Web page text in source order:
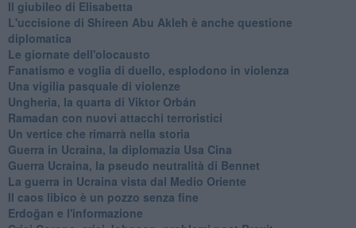
Il giubileo di Elisabetta
L'uccisione di Shireen Abu Akleh è anche questione
diplomatica
Le giornate dell'olocausto
Fanatismo e voglia di duello, esplodono in violenza
Una vigilia pasquale di violenze
Ungheria, la quarta di Viktor Orbán
Ramadan con nuovi attacchi terroristici
Un vertice che rimarrà nella storia
Guerra in Ucraina, la diplomazia Usa Cina
Guerra Ucraina, la pseudo neutralità di Bennet
La guerra in Ucraina vista dal Medio Oriente
​Il caos libico è un pozzo senza fine
Erdoğan e l'informazione